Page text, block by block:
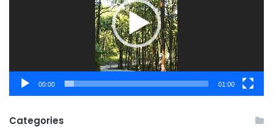
00:00 01:00
Categories